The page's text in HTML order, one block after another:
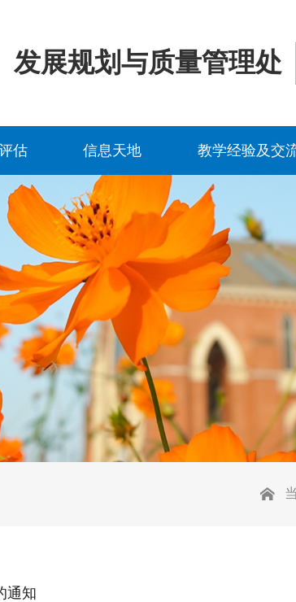
发展规划与质量管理处
估 信息天地 教学经验及交
通知